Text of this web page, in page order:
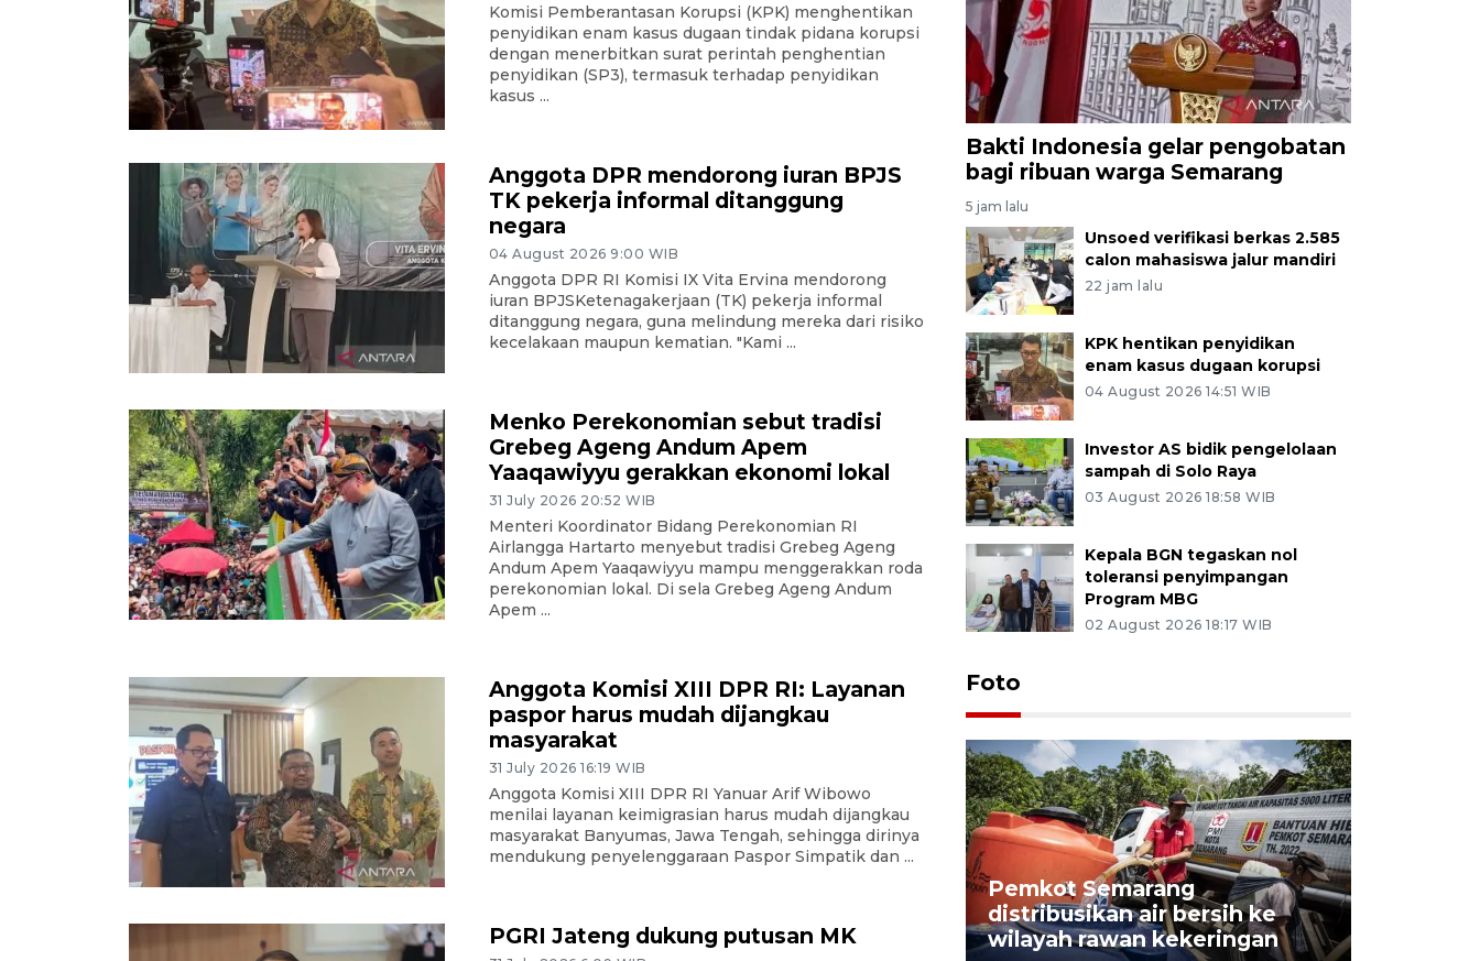
Komisi Pemberantasan Korupsi (KPK) menghentikan
penyidikan enam kasus dugaan tindak pidana korupsi
dengan menerbitkan surat perintah penghentian
penyidikan (SP3), termasuk terhadap penyidikan
kasus ...
Anggota DPR mendorong iuran BPJS
TK pekerja informal ditanggung
negara
04 August 2026 9:00 WIB
Anggota DPR RI Komisi IX Vita Ervina mendorong
iuran BPJSKetenagakerjaan (TK) pekerja informal
ditanggung negara, guna melindung mereka dari risiko
kecelakaan maupun kematian. "Kami ...
Menko Perekonomian sebut tradisi
Grebeg Ageng Andum Apem
Yaaqawiyyu gerakkan ekonomi lokal
31 July 2026 20:52 WIB
Menteri Koordinator Bidang Perekonomian RI
Airlangga Hartarto menyebut tradisi Grebeg Ageng
Andum Apem Yaaqawiyyu mampu menggerakkan roda
perekonomian lokal. Di sela Grebeg Ageng Andum
Apem ...
Anggota Komisi XIII DPR RI: Layanan
paspor harus mudah dijangkau
masyarakat
31 July 2026 16:19 WIB
Anggota Komisi XIII DPR RI Yanuar Arif Wibowo
menilai layanan keimigrasian harus mudah dijangkau
masyarakat Banyumas, Jawa Tengah, sehingga dirinya
mendukung penyelenggaraan Paspor Simpatik dan ...
PGRI Jateng dukung putusan MK
Bakti Indonesia gelar pengobatan
bagi ribuan warga Semarang
5 jam lalu
Unsoed verifikasi berkas 2.585
calon mahasiswa jalur mandiri
22 jam lalu
KPK hentikan penyidikan
enam kasus dugaan korupsi
04 August 2026 14:51 WIB
Investor AS bidik pengelolaan
sampah di Solo Raya
03 August 2026 18:58 WIB
Kepala BGN tegaskan nol
toleransi penyimpangan
Program MBG
02 August 2026 18:17 WIB
Foto
menyusut
Pemkot Semarang
distribusikan air bersih ke
wilayah rawan kekeringan